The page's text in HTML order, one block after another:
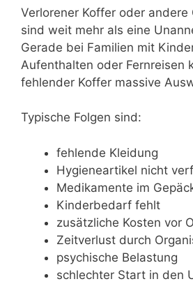
Verlorener Koffer oder andere
sind weit mehr als eine
Gerade bei Familien mit
Aufenthalten oder Fernreisen
fehlender Koffer massive
Typische Folgen sind:
fehlende Kleidung
Hygieneartikel nicht
Medikamente im
Kinderbedarf fehlt
zusätzliche Kosten vor
Zeitverlust durch
psychische Belastung
schlechter Start in den